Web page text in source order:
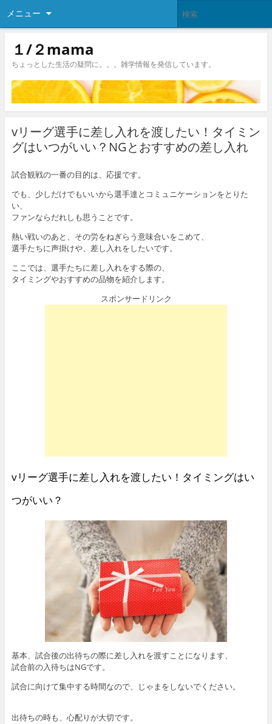
メニュー
１/２mama
ちょっとした生活の疑問に。。。雑学情報を発信しています。
vリーグ選手に差し入れを渡したい！タイミン
グはいつがいい？NGとおすすめの差し入れ
試合観戦の一番の目的は、応援です。
でも、少しだけでもいいから選手達とコミュニケーションをとりた
い、
ファンならだれしも思うことです。
熱い戦いのあと、その労をねぎらう意味合いをこめて、
選手たちに声掛けや、差し入れをしたいです。
ここでは、選手たちに差し入れをする際の、
タイミングやおすすめの品物を紹介します。
スポンサードリンク
vリーグ選手に差し入れを渡したい！タイミングはい
つがいい？
基本、試合後の出待ちの際に差し入れを渡すことになります、
試合前の入待ちはNGです。
試合に向けて集中する時間なので、じゃまをしないでください。
出待ちの時も、心配りが大切です。